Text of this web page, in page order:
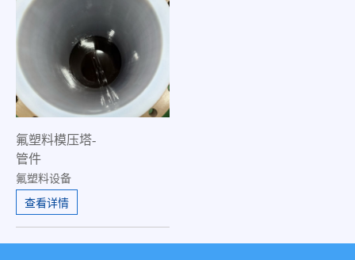
氟塑料模压塔-
管件
氟塑料设备
查看详情